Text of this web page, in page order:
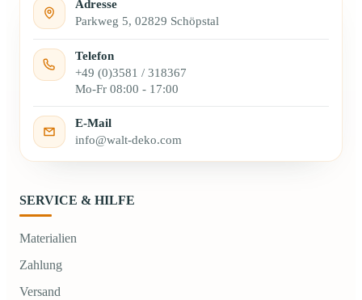
Adresse
Parkweg 5, 02829 Schöpstal
Telefon
+49 (0)3581 / 318367
Mo-Fr 08:00 - 17:00
E-Mail
info@walt-deko.com
SERVICE & HILFE
Materialien
Zahlung
Versand